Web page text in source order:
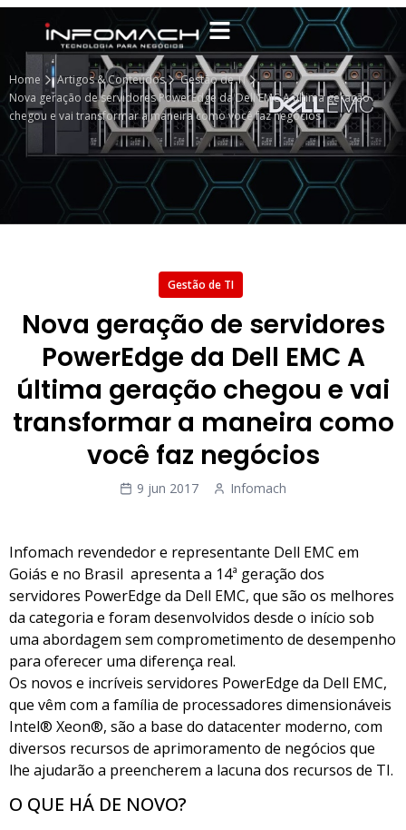
Home Artigos & Conteúdos
Gestão de TI
Nova geração de servidores PowerEdge da Dell EMC A última geração
chegou e vai transformar a maneira como você faz negócios
Gestão de TI
Nova geração de servidores
PowerEdge da Dell EMC A
última geração chegou e vai
transformar a maneira como
você faz negócios
9 jun 2017 Infomach
Infomach revendedor e representante Dell EMC em
Goiás e no Brasil apresenta a 14ª geração dos
servidores PowerEdge da Dell EMC, que são os melhores
da categoria e foram desenvolvidos desde o início sob
uma abordagem sem comprometimento de desempenho
para oferecer uma diferença real.
Os novos e incríveis servidores PowerEdge da Dell EMC,
que vêm com a família de processadores dimensionáveis
Intel® Xeon®, são a base do datacenter moderno, com
diversos recursos de aprimoramento de negócios que
lhe ajudarão a preencherem a lacuna dos recursos de TI.
O QUE HÁ DE NOVO?